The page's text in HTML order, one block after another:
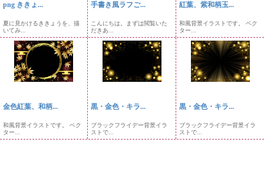
png ききょ...
夏に見かけるききょうを、描
いてみ...
手書き風ラフご...
こんにちは。まずは閲覧いた
だきあ...
紅葉、紫和柄玉...
和風背景イラストです。 ベク
ター...
金色紅葉、和柄...
和風背景イラストです。 ベク
ター...
黒・金色・キラ...
ブラックフライデー背景イラ
ストで...
黒・金色・キラ...
ブラックフライデー背景イラ
ストで...